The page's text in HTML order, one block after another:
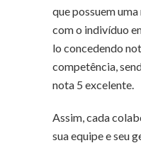
que possuem
com o indivíduo
lo concedendo
competência,
nota 5 excelente.
Assim, cada
sua equipe e seu